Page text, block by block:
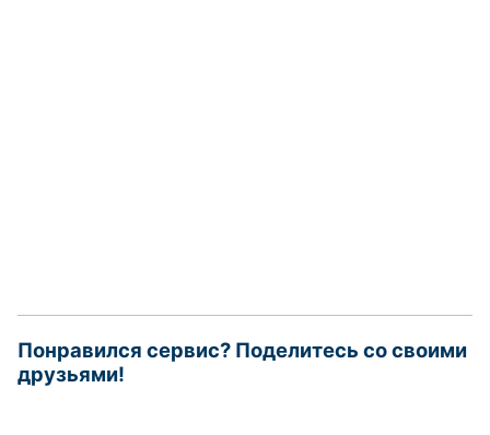
Понравился сервис? Поделитесь со своими
друзьями!